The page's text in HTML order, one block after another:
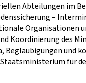
Abteilungen im
–
Organisationen
Koordinierung des
Beglaubigungen und
für